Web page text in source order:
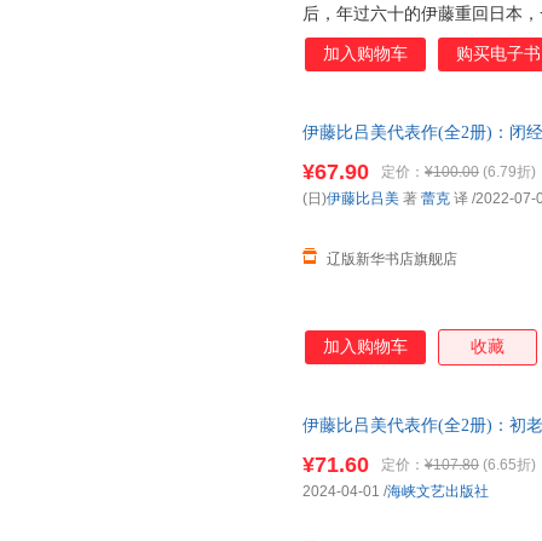
后，年过六十的伊藤重回日本
独居生活。在阔别二十余年、
事。 ※以伊藤式的坦荡幽默，
考生命的意义：死而不灭，生
加入购物车 购买电子书
伊藤比吕美代表作(全2册)：闭
¥67.90 定价： ¥100.00 (6.79折)
辽版新华书店旗舰店
(日)伊藤比吕美 著 蕾克 译 /2022-07-
加入购物车 收藏
伊藤比吕美代表作(全2册)：初
¥71.60 定价： ¥107.80 (6.65折)
2024-04-01 /海峡文艺出版社